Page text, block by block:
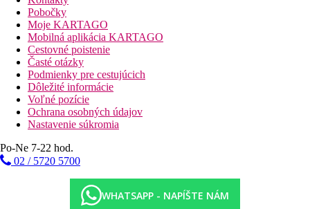
Pohybovo obmedzeným hosťom ponúka ubytovanie
bezbariérový výťah a vstup a čiastočne bezbariérové kúpeľne.
Upratovanie izieb je zadarmo. Izbový servis, concierge služba a
zdravotná služba (od 00:00 - 23:59 hodín) sú za poplatok.
Bazén:
K vonkajšiemu vybaveniu námornícky zariadeného hotela patrí
bazén so sladkou vodou (s otváracou dobou od apríla do
októbra). Tu sú k dispozícii lehátka a slnečníky (zdarma).
Osviežujúce nápoje je možné dostať priamo v bare pri bazéne.
(otvorené od 08:00 - 01:00).
Stravovanie:
Raňajky (07:30 - 10:00 hod.) formou bufetu. Polpenzia: vrátane
raňajok, obed a večera. Plná penzia zahŕňa raňajky, obedy a
večere. Tiež detské menu. Plnopenzia Plus zahŕňa: raňajky,
obedy a večere a tiež nápoje počas jedla (limitované).
Pobočky
Moje KARTAGO
Mobilná aplikácia KARTAGO
Cestovné poistenie
Časté otázky
Podmienky pre cestujúcich
Dôležité informácie
Voľné pozície
Ochrana osobných údajov
Nastavenie súkromia
Po-Ne 7-22 hod.
02 / 5720 5700
WHATSAPP - NAPÍŠTE NÁM